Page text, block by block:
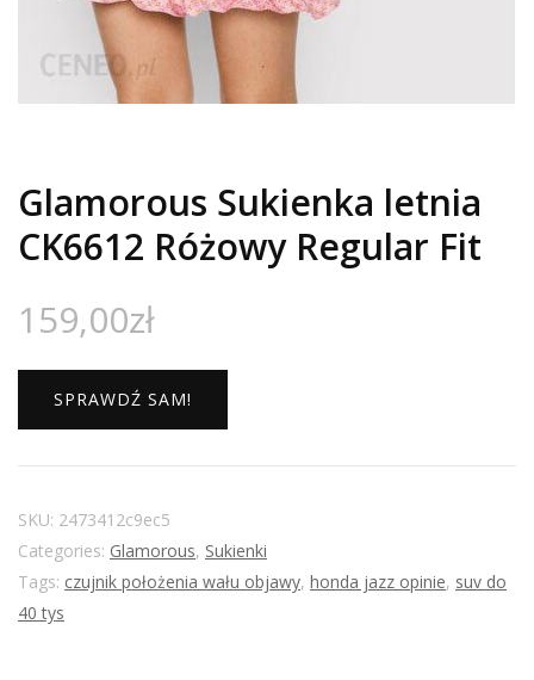
Glamorous Sukienka letnia
CK6612 Różowy Regular Fit
159,00zł
SPRAWDŹ SAM!
SKU: 2473412c9ec5
Categories: Glamorous, Sukienki
Tags: czujnik położenia wału objawy, honda jazz opinie, suv do
40 tys